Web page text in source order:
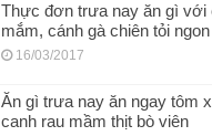
Thực đơn trưa nay ăn gì với
mắm, cánh gà chiên tỏi
16/03/2017
Ăn gì trưa nay ăn ngay tôm
canh rau mầm thịt bò viên